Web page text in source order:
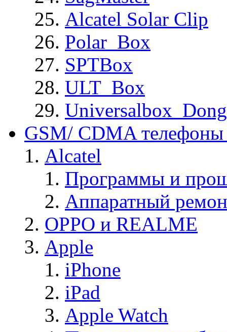
Alcatel Solar Clip
Polar_Box
SPTBox
ULT_Box
GSM/ CDMA
Alcatel
Программы и
Аппаратный
OPPO и REALME
Apple
iPhone
iPad
Apple Watch